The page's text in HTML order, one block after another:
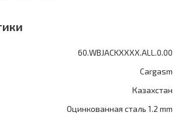
60.WBJACKXXXX.ALL.0.00
Cargasm
Казахстан
Оцинкованная сталь 1.2 mm